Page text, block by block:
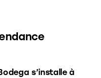
s’installe à